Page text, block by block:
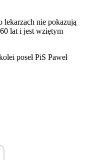
lekarzach nie pokazują
lat i jest wziętym
poseł PiS Paweł